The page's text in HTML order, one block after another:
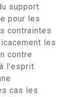
support.
pour les
contraintes
les
contre
l’esprit
cas les